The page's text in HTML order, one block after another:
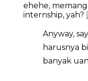
ehehe,
internship, yah?
Anyway,
harusnya
banyak